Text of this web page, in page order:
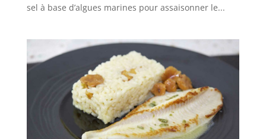
sel à base d’algues marines pour assaisonner le...